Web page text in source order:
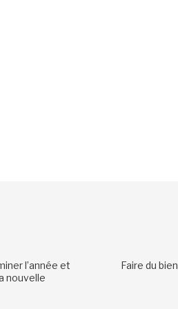
l’année et
nouvelle
Faire du bien